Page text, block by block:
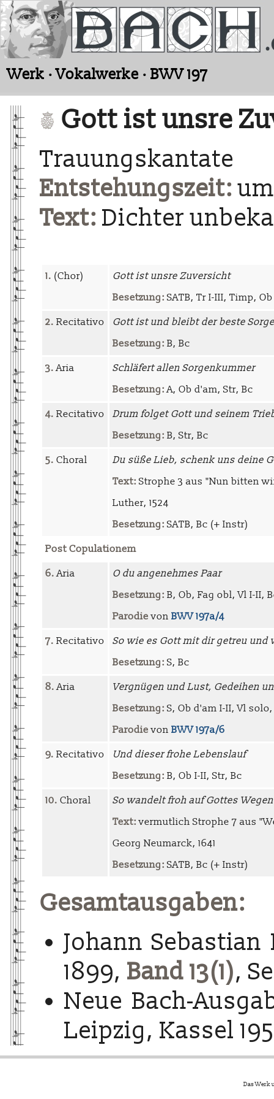
Werk · Vokalwerke · BWV 197
Gott ist unsre
Trauungskantate
Entstehungszeit:
Text: Dichter
1. (Chor)
Gott ist unsre Zuversicht
Besetzung: SATB, Tr I-III, Timp,
2. Recitativo
Gott ist und bleibt der beste
Besetzung: B, Bc
3.Aria
Schläfert allen Sorgenkummer
Besetzung:A, Ob d'am, Str, Bc
4. Recitativo
Drum folget Gott und seinem
Besetzung: B, Str, Bc
5. Choral
Du süße Lieb, schenk uns deine
Text: Strophe 3 aus "Nun bitten
Luther, 1524
Besetzung: SATB, Bc (+ Instr)
Post Copulationem
6.Aria
O du angenehmes Paar
Besetzung: B, Ob, Fag obl, Vl I-II,
Parodie von BWV 197a/4
7. Recitativo
So wie es Gott mit dir getreu und
Besetzung: S, Bc
8.Aria
Vergnügen und Lust, Gedeihen
Besetzung: S, Ob d'am I-II, Vl
Parodie von BWV 197a/6
9. Recitativo
Und dieser frohe Lebenslauf
Besetzung: B, Ob I-II, Str, Bc
10. Choral
So wandelt froh auf Gottes
Text: vermutlich Strophe 7 aus
Georg Neumarck, 1641
Besetzung: SATB, Bc (+ Instr)
Gesamtausgaben:
Johann Sebastian
1899, Band 13(1),
Neue Bach-
Leipzig, Kassel
Das Werk